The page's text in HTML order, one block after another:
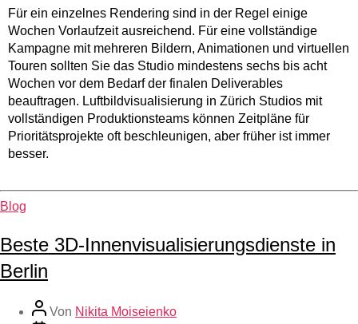
Für ein einzelnes Rendering sind in der Regel einige
Wochen Vorlaufzeit ausreichend. Für eine vollständige
Kampagne mit mehreren Bildern, Animationen und virtuellen
Touren sollten Sie das Studio mindestens sechs bis acht
Wochen vor dem Bedarf der finalen Deliverables
beauftragen. Luftbildvisualisierung in Zürich Studios mit
vollständigen Produktionsteams können Zeitpläne für
Prioritätsprojekte oft beschleunigen, aber früher ist immer
besser.
Blog
Beste 3D-Innenvisualisierungsdienste in
Berlin
Von Nikita Moiseienko